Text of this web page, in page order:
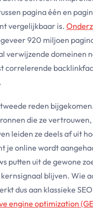
pagina één en
vergelijkbaar is.
920 miljoen
verwijzende domeinen
correlerende
tweede reden
die ze
leiden ze deels af uit
je online wordt
putten uit de gewone
kernsignaal blijven. Wie
dus aan klassieke
engine optimization